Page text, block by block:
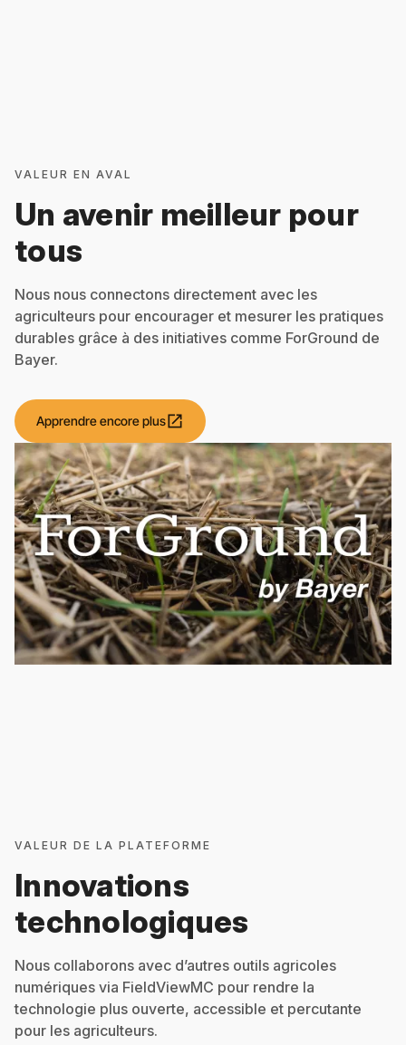
VALEUR EN AVAL
Un avenir meilleur pour
tous
Nous nous connectons directement avec les
agriculteurs pour encourager et mesurer les pratiques
durables grâce à des initiatives comme ForGround de
Bayer.
Apprendre encore plus open_in_new
VALEUR DE LA PLATEFORME
Innovations
technologiques
Nous collaborons avec d’autres outils agricoles
numériques via FieldViewMC pour rendre la
technologie plus ouverte, accessible et percutante
pour les agriculteurs.